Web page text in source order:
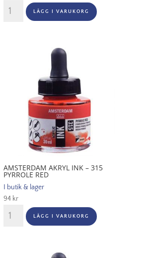
Amsterdam
Akryl
LÄGG I VARUKORG
AMSTERDAM AKRYL INK – 315
PYRROLE RED
I butik & lager
94 kr
Amsterdam
Akryl
LÄGG I VARUKORG